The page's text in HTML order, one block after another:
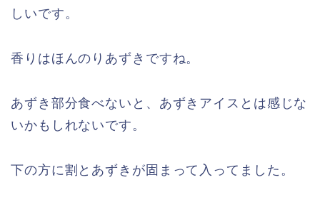
しいです。
香りはほんのりあずきですね。
あずき部分食べないと、あずきアイスとは感じな
いかもしれないです。
下の方に割とあずきが固まって入ってました。